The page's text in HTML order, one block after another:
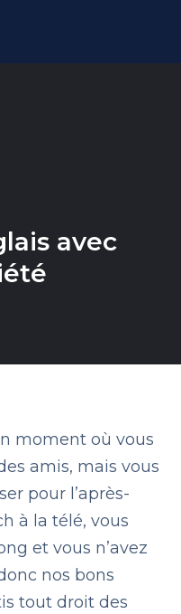
avec
moment où vous
amis, mais vous
pour l’après-
à la télé, vous
et vous n’avez
nos bons
tout droit des